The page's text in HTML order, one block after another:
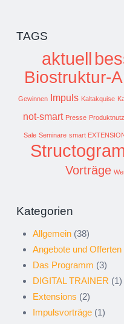
TAGS
aktuell
Biostruktur-
Gewinnen Impuls Kaltakquise
not-smart Presse
Sale Seminare smart
Vorträge
Kategorien
Allgemein (38)
Angebote und Offerten
Das Programm (3)
DIGITAL TRAINER (1)
Extensions (2)
Impulsvorträge (1)